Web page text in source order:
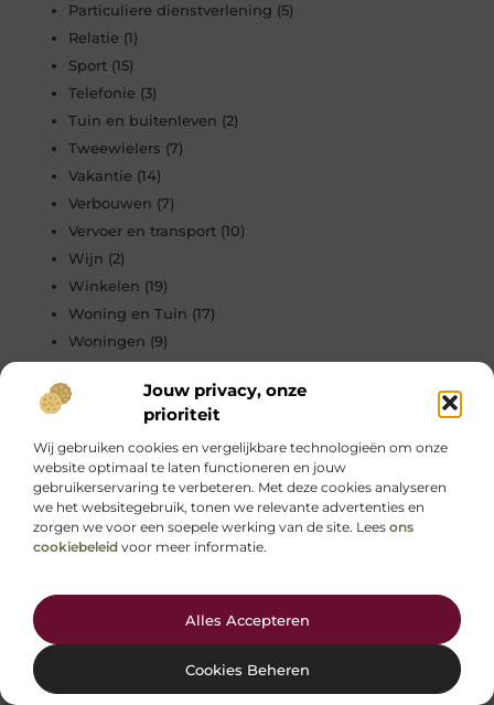
Jouw privacy, onze
prioriteit
Wij gebruiken cookies en vergelijkbare technologieën om onze
website optimaal te laten functioneren en jouw
gebruikerservaring te verbeteren. Met deze cookies analyseren
we het websitegebruik, tonen we relevante advertenties en
zorgen we voor een soepele werking van de site. Lees ons
cookiebeleid voor meer informatie.
Alles Accepteren
Cookies Beheren
Particuliere dienstverlening (5)
Relatie (1)
Sport (15)
Telefonie (3)
Tuin en buitenleven (2)
Tweewielers (7)
Vakantie (14)
Verbouwen (7)
Vervoer en transport (10)
Wijn (2)
Winkelen (19)
Woning en Tuin (17)
Woningen (9)
Zakelijke dienstverlening(20)
ADVERTENTIES
Hier adverteren? Meld je aan.
Omschrijving: mede ondernemer gezocht